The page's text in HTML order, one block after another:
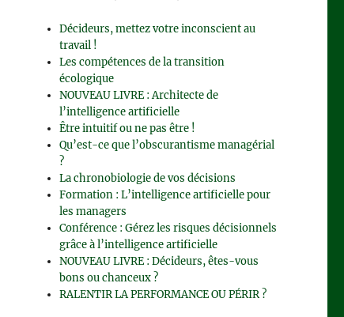
Décideurs, mettez votre inconscient au
travail !
Les compétences de la transition
écologique
NOUVEAU LIVRE : Architecte de
l’intelligence artificielle
Être intuitif ou ne pas être !
Qu’est-ce que l’obscurantisme managérial
?
La chronobiologie de vos décisions
Formation : L’intelligence artificielle pour
les managers
Conférence : Gérez les risques décisionnels
grâce à l’intelligence artificielle
NOUVEAU LIVRE : Décideurs, êtes-vous
bons ou chanceux ?
RALENTIR LA PERFORMANCE OU PÉRIR ?